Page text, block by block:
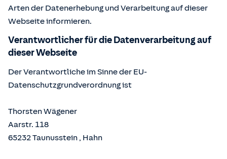
Arten der Datenerhebung und Verarbeitung auf dieser
Webseite informieren.
Verantwortlicher für die Datenverarbeitung auf
dieser Webseite
Der Verantwortliche im Sinne der EU-
Datenschutzgrundverordnung ist
Thorsten Wägener
Aarstr. 118
65232Taunusstein , Hahn